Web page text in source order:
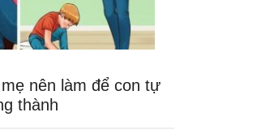
nên làm để con tự
thành